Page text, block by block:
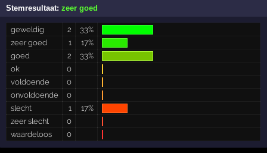
Stemresultaat:zeer goed
geweldig 2
33%
zeer goed
1
17%
goed
2
33%
ok
0
voldoende
0
onvoldoende
0
slecht
1
17%
zeer slecht
0
waardeloos
0